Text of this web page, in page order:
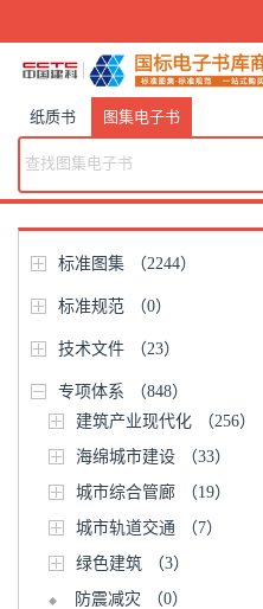
纸质书 图集电子书
标准图集 （2244）
标准规范 （0）
技术文件 （23）
专项体系
（848）
建筑产业现代化
（256）
海绵城市建设
（33）
城市综合管廊
（19）
城市轨道交通
（7）
绿色建筑
（3）
防震减灾
（0）